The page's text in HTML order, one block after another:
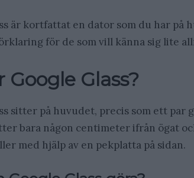
är kortfattat en dator som du har på
för de som vill känna sig lite
Google Glass?
sitter på huvudet, precis som ett par
bara någon centimeter ifrån ögat
med hjälp av en pekplatta på sidan.